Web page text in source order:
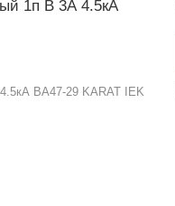
1п B 3А 4.5кА
ВА47-29 KARAT IEK